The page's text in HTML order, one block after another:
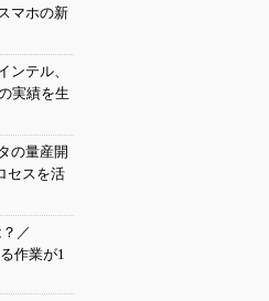
マホの新
ンテル、
実績を生
の量産開
セスを活
／
作業が1